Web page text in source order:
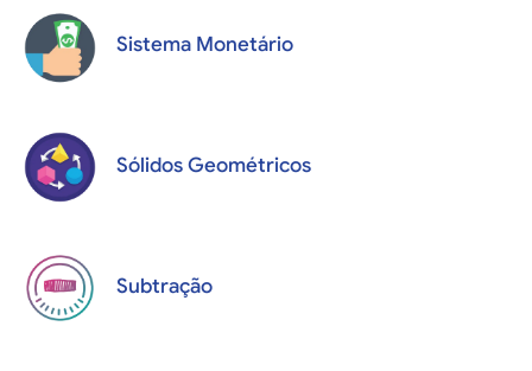
Sistema Monetário
Sólidos Geométricos
Subtração